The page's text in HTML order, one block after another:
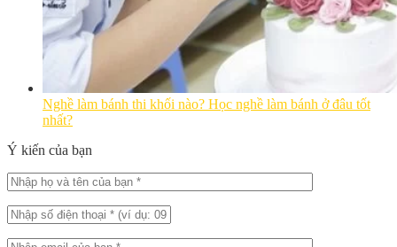
Nghề làm bánh thi khối nào? Học nghề làm bánh ở đâu tốt
nhất?
Ý kiến của bạn